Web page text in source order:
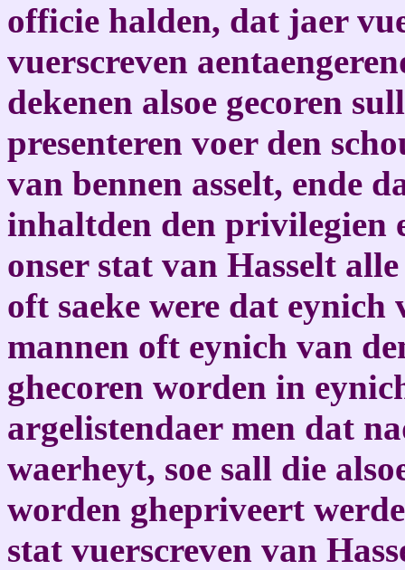
officie halden, dat jaer
vuerscreven
dekenen alsoe gecoren
presenteren voer den
van bennen asselt, ende
inhaltden den privilegien
onser stat van Hasselt
oft saeke were dat eynich
mannen oft eynich van
ghecoren worden in
argelistendaer men dat
waerheyt, soe sall die
worden ghepriveert
stat vuerscreven van